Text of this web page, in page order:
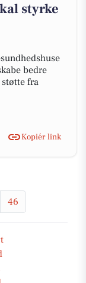
styrke
bedre
fra
Kopiér link
46